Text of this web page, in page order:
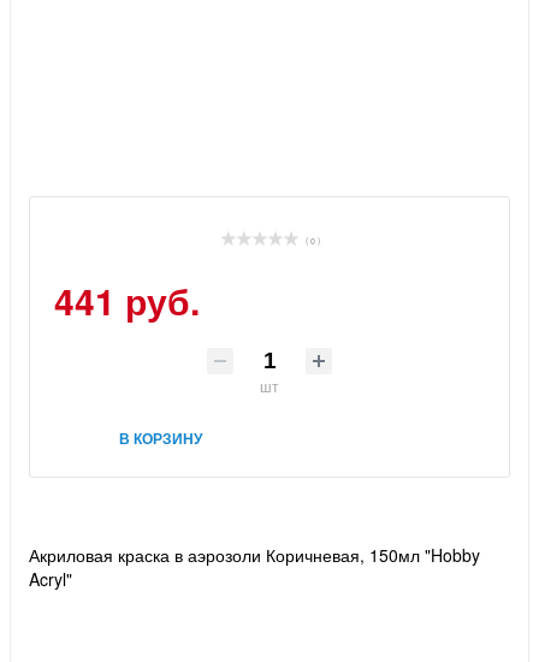
( 0 )
441 руб.
шт
В КОРЗИНУ
Акриловая краска в аэрозоли Коричневая, 150мл "Hobby
Acryl"